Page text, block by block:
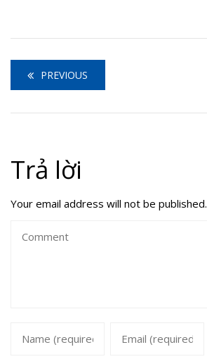
PREVIOUS
Trả lời
Your email address will not be published.